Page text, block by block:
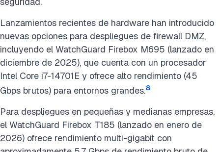
Lanzamientos recientes de hardware han introducido
nuevas opciones para despliegues de firewall DMZ,
incluyendo el WatchGuard Firebox M695 (lanzado en
diciembre de 2025), que cuenta con un procesador
Intel Core i7-14701E y ofrece alto rendimiento (45
Gbps brutos) para entornos grandes.8
Para despliegues en pequeñas y medianas empresas,
el WatchGuard Firebox T185 (lanzado en enero de
2026) ofrece rendimiento multi-gigabit con